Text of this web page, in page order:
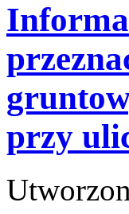
przy